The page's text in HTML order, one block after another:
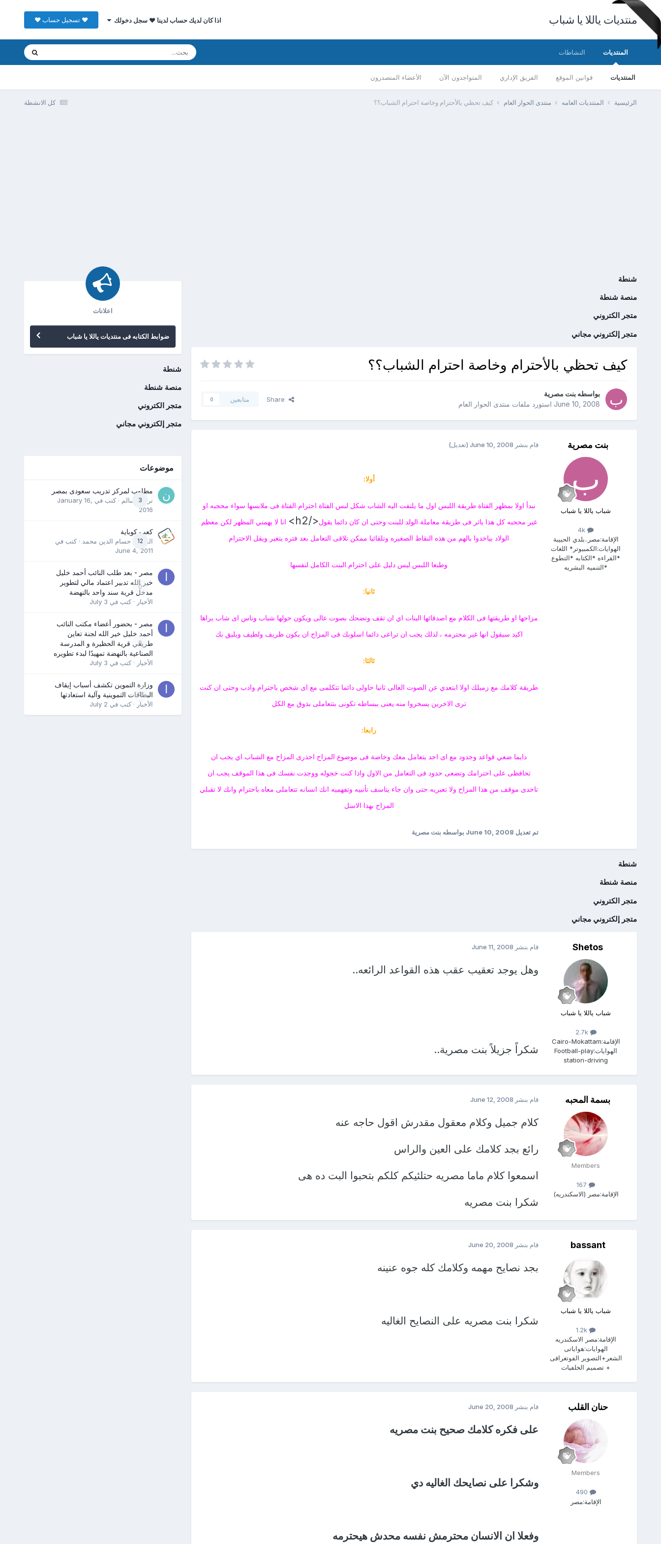
منتديات ياللا يا شباب اذا كان لديك حساب لدينا ♥ سجل دخولك ♥ تسجيل حساب ♥
المنتديات
المنتديات قوانين الموقع الفريق الإداري المتواجدون الآن الأعضاء المتصدرون
النشاطات
كل الانشطة الرئيسية المنتديات العامه منتدى الحوار العام كيف تحظي بالأحترام وخاصة احترام الشباب؟؟
شنطة
منصة شنطة
متجر الكتروني
متجر إلكتروني مجاني
كيف تحظي بالأحترام وخاصة احترام الشباب؟؟
بواسطه بنت مصرية
June 10, 2008استورد ملفات منتدى الحوار العام
Share متابعين 0
بنت مصرية
شباب ياللا يا شباب
4k
الإقامة:مصر..بلدي الحبيبة
الهوايات:الكمبيوتر* اللغات
*القراءه *الكتابه *التطوع
*التنميه البشريه
قام بنشر June 10, 2008 (تعديل)
أولا:
نبدأ اولا بمظهر الفتاة طريقة اللبس اول ما يلتفت اليه الشاب شكل لبس الفتاة احترام الفتاة فى ملابسها سواء محجبه او
غير محجبه كل هذا ياثر فى طريقة معاملة الولد للبنت وحتى ان كان دائما يقول</h2>
انا لا يهمني المظهر لكن معظم
الولاد بياخدوا بالهم من هذه النقاط الصغيره وتلقائيا ممكن تلاقى التعامل بعد فتره يتغير ويقل الاحترام
وطبعا اللبس ليس دليل على احترام البنت الكامل لنفسها
ثانيا:
مزاحها او طريقتها فى الكلام مع اصدقائها البنات اي ان تقف وتضحك بصوت عالى ويكون حولها شباب وناس اى شاب يراها
اكيد سيقول انها غير محترمه ، لذلك يجب ان تراعى دائما اسلوبك فى المزاح ان يكون ظريف ولطيف ويليق بك
ثالثا:
طريقة كلامك مع زميلك اولا ابتعدي عن الصوت العالى ثانيا حاولى دائما تتكلمى مع اى شخص باحترام وادب وحتى ان كنت
ترى الاخرين يسخروا منه يعنى ببساطه تكونى بتتعاملى بذوق مع الكل
رابعا:
دايما ضعي قواعد وحدود مع اى احد يتعامل معك وخاصة فى موضوع المزاح احذرى المزاح مع الشباب اي يجب ان
تحافظى على احترامك وتضعى حدود فى التعامل من الاول واذا كنت خجوله ووجدت نفسك فى هذا الموقف يجب ان
تاخدى موقف من هذا المزاح ولا تعبريه حتى وان جاء يتاسف تأنبيه وتفهميه انك انسانه تتعاملى معاه باحترام وانك لا تقبلي
المزاح بهذا الاسل
تم تعديل June 10, 2008 بواسطه بنت مصرية
شنطة
منصة شنطة
متجر الكتروني
متجر إلكتروني مجاني
Shetos
شباب ياللا يا شباب
2.7k
الإقامة:Cairo-Mokattam
الهوايات:Football-play
station-driving
قام بنشر June 11, 2008
وهل يوجد تعقيب عقب هذه القواعد الرائعه..
شكراً جزيلاً بنت مصرية..
بسمة المحبه
Members
167
الإقامة:مصر (الاسكندريه)
قام بنشر June 12, 2008
كلام جميل وكلام معقول مقدرش اقول حاجه عنه
رائع بجد كلامك على العين والراس
اسمعوا كلام ماما مصريه حتلئيكم كلكم بتحبوا البت ده هى
شكرا بنت مصريه
bassant
شباب ياللا يا شباب
1.2k
الإقامة:مصر الاسكندريه
الهوايات:هواياتى
الشعر+التصوير الفوتغرافى
+ تصميم الخلفيات
قام بنشر June 20, 2008
بجد نصايح مهمه وكلامك كله جوه عنينه
شكرا بنت مصريه على النصايح الغاليه
حنان القلب
Members
الإقامة:مصر
قام بنشر June 20, 2008
على فكره كلامك صحيح بنت مصريه
وشكرا على نصايحك الغاليه دي
وفعلا ان الانسان محترمش نفسه محدش هيحترمه
اعلانات
ضوابط الكتابه فى منتديات ياللا يا شباب
شنطة
منصة شنطة
متجر الكتروني
متجر إلكتروني مجاني
موضوعات
3
مطلوب لمركز تدريب سعودى بمصر
نرمين سالم · كتب في January 16,
2016
12
كعب كوباية
المدرب حسام الدين محمد · كتب في
June 4, 2011
0
مصر - بعد طلب النائب أحمد خليل
خير الله تدبير اعتماد مالي لتطوير
مدخل قرية سند واحد بالنهضة
الأخبار · كتب في July 3
0
مصر - بحضور أعضاء مكتب النائب
أحمد خليل خير الله لجنة تعاين
طريقي قرية الحظيرة و المدرسة
الصناعية بالنهضة تمهيدًا لبدء تطويره
الأخبار · كتب في July 3
0
وزارة التموين تكشف أسباب إيقاف
البطاقات التموينية وآلية استعادتها
الأخبار · كتب في July 2